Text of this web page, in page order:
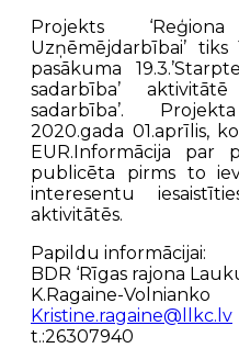
Projekts
Uzņēmējdarbībai’
pasākuma
sadarbība’
sadarbība’.
2020.gada 01.aprīlis,
EUR.Informācija par
publicēta pirms to
interesentu
aktivitātēs.
Papildu informācijai:
BDR ‘Rīgas rajona
K.Ragaine-Volnianko
Kristine.ragaine@llkc.lv
t.:26307940